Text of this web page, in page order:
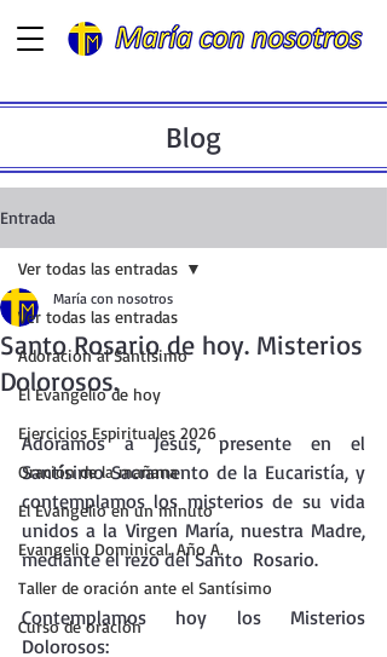
Blog
Entrada
Ver todas las entradas
Adoración al Santísimo
El Evangelio de hoy
Ejercicios Espirituales 2026
Oración de la mañana
El Evangelio en un minuto
Evangelio Dominical. Año A.
Taller de oración ante el Santísimo
Curso de oración
Ver todas las entradas
Santo Rosario de hoy. Misterios
Dolorosos.
María con nosotros
Adoramos a Jesús, presente en el
Santísimo Sacramento de la Eucaristía, y
contemplamos los misterios de su vida
unidos a la Virgen María, nuestra Madre,
mediante el rezo del Santo  Rosario.
Contemplamos hoy los Misterios
Dolorosos: